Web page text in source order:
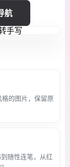
航
格的图片，保留原
随性连笔，从红